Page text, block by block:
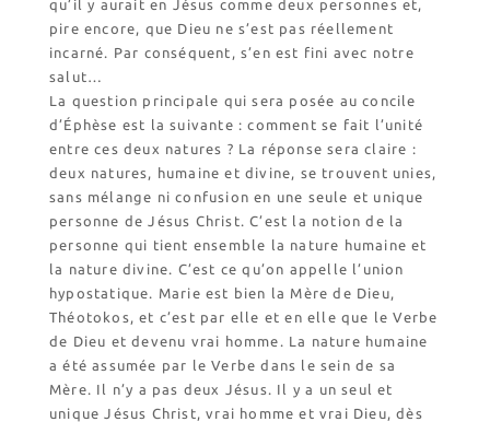
qu’il y aurait en Jésus comme deux personnes et,
pire encore, que Dieu ne s’est pas réellement
incarné. Par conséquent, s’en est fini avec notre
salut…
La question principale qui sera posée au concile
d’Éphèse est la suivante : comment se fait l’unité
entre ces deux natures ? La réponse sera claire :
deux natures, humaine et divine, se trouvent unies,
sans mélange ni confusion en une seule et unique
personne de Jésus Christ. C’est la notion de la
personne qui tient ensemble la nature humaine et
la nature divine. C’est ce qu’on appelle l’union
hypostatique. Marie est bien la Mère de Dieu,
Théotokos, et c’est par elle et en elle que le Verbe
de Dieu et devenu vrai homme. La nature humaine
a été assumée par le Verbe dans le sein de sa
Mère. Il n’y a pas deux Jésus. Il y a un seul et
unique Jésus Christ, vrai homme et vrai Dieu, dès